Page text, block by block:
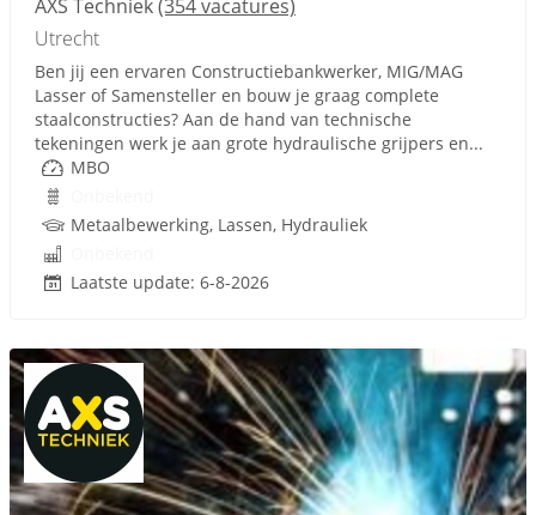
AXS Techniek(354 vacatures)
Utrecht
Ben jij een ervaren Constructiebankwerker, MIG/MAG
Lasser of Samensteller en bouw je graag complete
staalconstructies? Aan de hand van technische
tekeningen werk je aan grote hydraulische grijpers en...
MBO
Metaalbewerking, Lassen, Hydrauliek
Laatste update: 6-8-2026